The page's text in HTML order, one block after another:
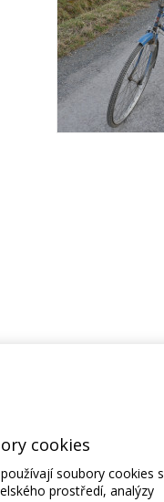
cookies
soubory cookies s
prostředí, analýzy